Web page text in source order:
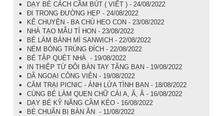
DẠY BÉ CÁCH CẦM BÚT ( VIẾT ) - 24/08/2022
ĐI TRONG ĐƯỜNG HẸP - 24/08/2022
KỂ CHUYỆN - BA CHÚ HEO CON - 23/08/2022
NHÀ TẠO MẪU TÍ HON - 23/08/2022
BÉ LÀM BÁNH MÌ SANWICH - 22/08/2022
NÉM BÓNG TRÚNG ĐÍCH - 22/08/2022
BÉ TẬP QUÉT NHÀ - 19/08/2022
IN THIỆP TỪ ĐÔI BÀN TAY TẶNG BẠN - 19/08/2022
DÃ NGOẠI CÔNG VIÊN - 19/08/2022
CẮM TRẠI PICNIC - ÁNH LỬA TÌNH BẠN - 18/08/2022
CÙNG BÉ LÀM QUEN CHỮ CÁI A, Ă, Â - 16/08/2022
DẠY BÉ KỸ NĂNG CẦM KÉO - 16/08/2022
BÉ CHUẨN BỊ BÀN ĂN - 11/08/2022